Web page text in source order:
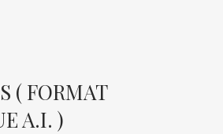
( FORMAT
A.I. )